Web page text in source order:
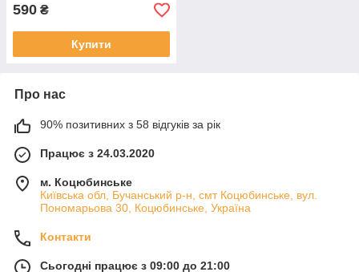
590 ₴
Купити
Про нас
90% позитивних з 58 відгуків за рік
Працює з 24.03.2020
м. Коцюбинське
Київська обл, Бучанський р-н, смт Коцюбинське, вул.
Пономарьова 30, Коцюбинське, Україна
Контакти
Сьогодні працює з 09:00 до 21:00